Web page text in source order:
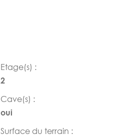
Etage(s) :
2
Cave(s) :
oui
Surface du terrain :